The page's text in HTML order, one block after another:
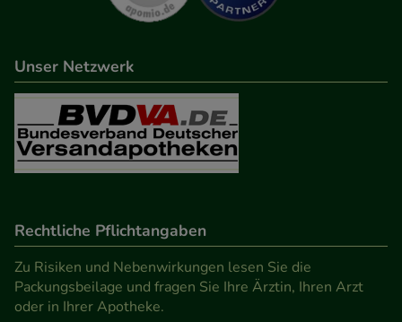
unsere Website weiter für Sie optimieren können,
Werbung auf Drittseiten möglichst relevant für Sie
zu gestalten. Bitte beachten Sie, dass Daten hierfür
teilweise an Dritte wie z.B. Google oder soziale
Medien übertragen werden.
Unser Netzwerk
Rechtliche Pflichtangaben
Zu Risiken und Nebenwirkungen lesen Sie die
Packungsbeilage und fragen Sie Ihre Ärztin, Ihren Arzt
oder in Ihrer Apotheke.